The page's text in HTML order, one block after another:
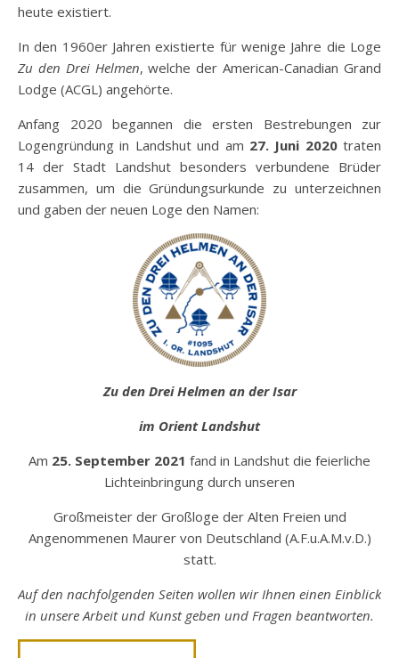
heute existiert.
In den 1960er Jahren existierte für wenige Jahre die Loge
Zu den Drei Helmen, welche der American-Canadian Grand
Lodge (ACGL) angehörte.
Anfang 2020 begannen die ersten Bestrebungen zur
Logengründung in Landshut und am 27. Juni 2020traten
14 der Stadt Landshut besonders verbundene Brüder
zusammen, um die Gründungsurkunde zu unterzeichnen
und gaben der neuen Loge den Namen:
Zu den Drei Helmen an der Isar
im Orient Landshut
Am 25. September 2021 fand in Landshut die feierliche
Lichteinbringung durch unseren
Großmeister der Großloge der Alten Freien und
Angenommenen Maurer von Deutschland (A.F.u.A.M.v.D.)
statt.
Auf den nachfolgenden Seiten wollen wir Ihnen einen Einblick
in unsere Arbeit und Kunst geben und Fragen beantworten.